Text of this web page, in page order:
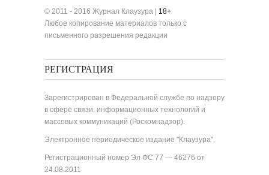
© 2011 - 2016 Журнал Клаузура | 18+
Любое копирование материалов только с
письменного разрешения редакции
РЕГИСТРАЦИЯ
Зарегистрирован в Федеральной службе по надзору
в сфере связи, информационных технологий и
массовых коммуникаций (Роскомнадзор).
Электронное периодическое издание "Клаузура".
Регистрационный номер Эл ФС 77 — 46276 от
24.08.2011